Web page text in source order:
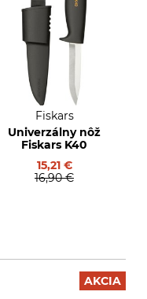
Fiskars
Univerzálny nôž
Fiskars K40
15,21 €
16,90 €
AKCIA